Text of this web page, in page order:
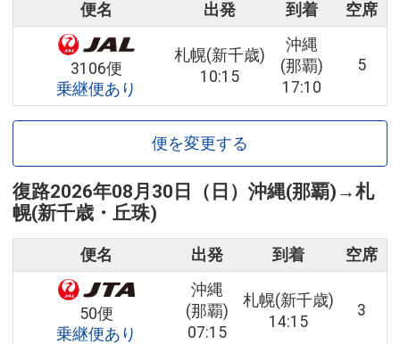
便名 出発 到着 空席
3106便
乗継便あり
札幌(新千歳)
10:15
沖縄
(那覇)
17:10
5
便を変更する
復路2026年08月30日（日） 沖縄(那覇) →札
幌(新千歳・丘珠)
便名 出発 到着 空席
50便
乗継便あり
沖縄
(那覇)
07:15
札幌(新千歳)
14:15
3